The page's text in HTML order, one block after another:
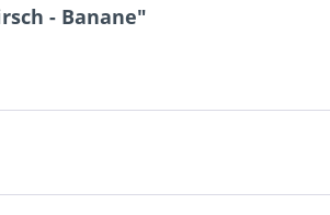
- Banane"